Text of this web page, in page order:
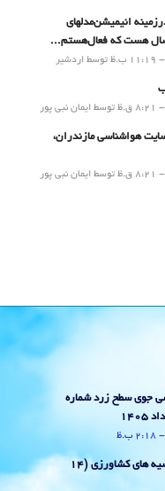
انیمیشن‌مدلهای
هست که فعال‌هستم...
هواشناسی مازندران،
جوی سطح زرد شماره
پیش بینی و توصیه های کشاورزی (14